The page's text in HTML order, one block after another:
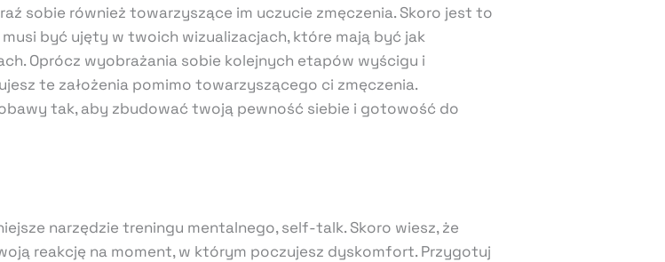
sobie również towarzyszące im uczucie zmęczenia. Skoro jest to
być ujęty w twoich wizualizacjach, które mają być jak
Oprócz wyobrażania sobie kolejnych etapów wyścigu i
te założenia pomimo towarzyszącego ci zmęczenia.
tak, aby zbudować twoją pewność siebie i gotowość do
narzędzie treningu mentalnego, self-talk. Skoro wiesz, że
reakcję na moment, w którym poczujesz dyskomfort. Przygotuj